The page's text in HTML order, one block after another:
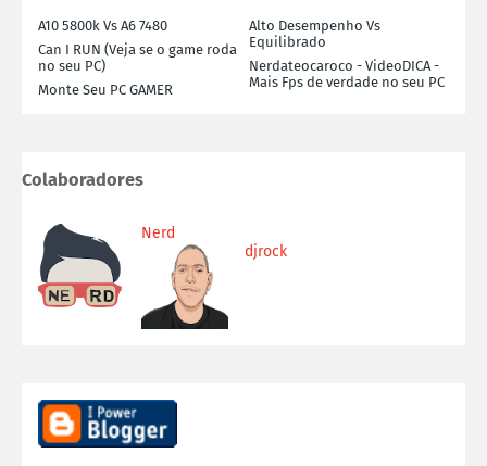
A10 5800k Vs A6 7480
Alto Desempenho Vs
Equilibrado
Can I RUN (Veja se o game roda
no seu PC)
Nerdateocaroco - VideoDICA -
Mais Fps de verdade no seu PC
Monte Seu PC GAMER
Colaboradores
Nerd
djrock